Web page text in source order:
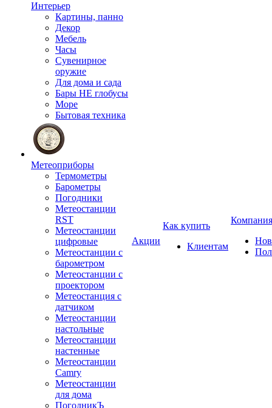
Интерьер
Картины, панно
Декор
Мебель
Часы
Сувенирное
оружие
Для дома и сада
Бары НЕ глобусы
Море
Бытовая техника
Метеоприборы
Термометры
Барометры
Погодники
Метеостанции
RST
Метеостанции
цифровые
Метеостанции с
барометром
Метеостанции с
проектором
Метеостанция с
датчиком
Метеостанции
настольные
Метеостанции
настенные
Метеостанции
Camry
Метеостанции
для дома
ПогодникЪ
Акции
Как купить
Клиентам
Компания